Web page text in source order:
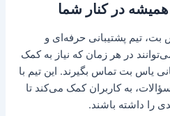
در کنار شما
تیم پشتیبانی حرفه‌ای و
در هر زمان که نیاز به کمک
یاس بت تماس بگیرند. این تیم با
به کاربران کمک می‌کند تا
را داشته باشند.